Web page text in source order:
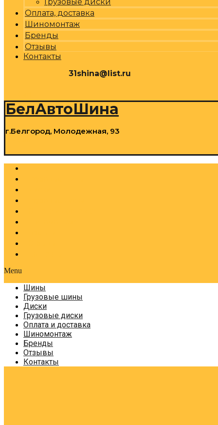
Оплата, доставка
Шиномонтаж
Бренды
Отзывы
Контакты
31shina@list.ru
БелАвтоШина
г.Белгород, Молодежная, 93
Menu
Шины
Грузовые шины
Диски
Грузовые диски
Оплата и доставка
Шиномонтаж
Бренды
Отзывы
Контакты